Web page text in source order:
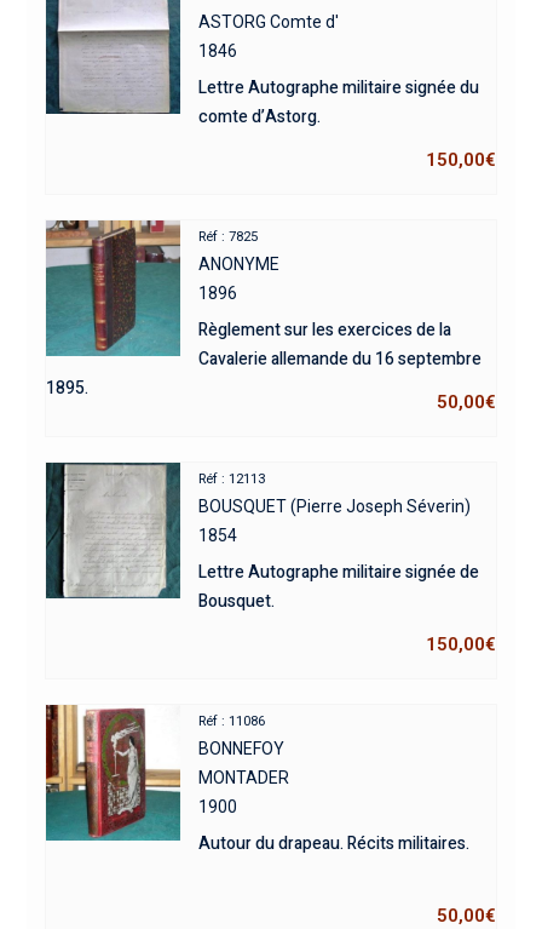
ASTORG Comte d'
1846
Lettre Autographe militaire signée du
comte d’Astorg.
150,00€
Réf : 7825
ANONYME
1896
Règlement sur les exercices de la
Cavalerie allemande du 16 septembre
1895.
50,00€
Réf : 12113
BOUSQUET (Pierre Joseph Séverin)
1854
Lettre Autographe militaire signée de
Bousquet.
150,00€
Réf : 11086
BONNEFOY
MONTADER
1900
Autour du drapeau. Récits militaires.
50,00€